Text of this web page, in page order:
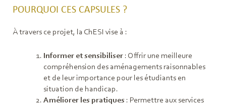
POURQUOI CES CAPSULES ?
À travers ce projet, la ChESI vise à :
Informer et sensibiliser: Offrir une meilleure
compréhension des aménagements raisonnables
et de leur importance pour les étudiants en
situation de handicap.
Améliorer les pratiques: Permettre aux services